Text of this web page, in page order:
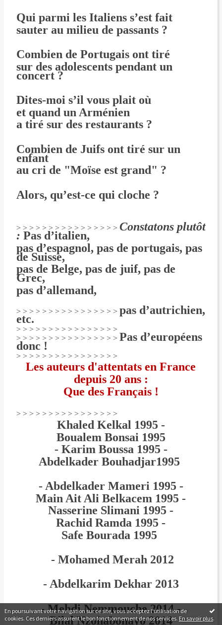
En poursuivant votre navigation sur ce site, vous acceptez l'utilisation de
cookies. Ces derniers assurent le bon fonctionnement de nos services. En savoir plus.
Qui parmi les Italiens s’est fait
sauter au milieu de passants ?
Combien de Portugais ont tiré
sur des adolescents pendant un
concert ?
Dites-moi s’il vous plait où
et quand un Arménien
a tiré sur des restaurants ?
Combien de Juifs ont tiré sur un
enfant
au cri de "Moïse est grand" ?
Alors, qu’est-ce qui cloche ?
> > > > > > > > > > > > > > > > Constatons plutôt
: Pas d’italien,
pas d’espagnol, pas de portugais, pas
de Suisse,
pas de Belge, pas de juif, pas de
Grec,
pas d’allemand,
> > > > > > > > > > > > > > > > pas d’autrichien,
etc.
> > > > > > > > > > > > > > > >
> > > > > > > > > > > > > > > > Pas d’européens
donc !
> > > > > > > > > > > > > > > >
Les auteurs d'attentats en France
depuis 20 ans :
Que des Français !
> > > > > > > > > > > > > > > >
Khaled Kelkal 1995 -
Boualem Bonsai 1995
- Karim Boussa 1995 -
Abdelkader Bouhadjar1995
- Abdelkader Mameri 1995 -
Main Ait Ali Belkacem 1995 -
Nasserine Slimani 1995 -
Rachid Ramda 1995 -
Safe Bourada 1995
- Mohamed Merah 2012
- Abdelkarim Dekhar 2013
- Mehdi Nemmouche 2014 -
Bilal Nzohabonayo 2014